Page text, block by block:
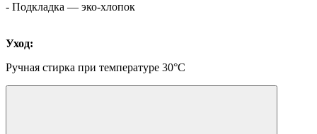
- Подкладка — эко-хлопок
Уход:
Ручная стирка при температуре 30°C